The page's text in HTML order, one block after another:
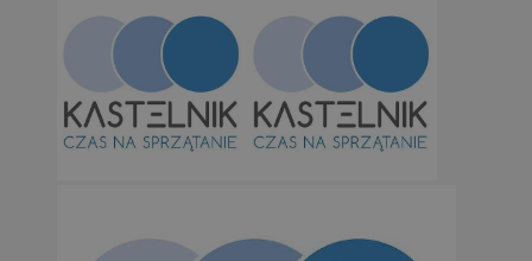
.linkedin.com